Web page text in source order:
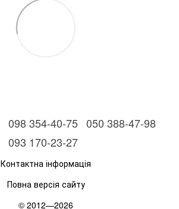
098 354-40-75 050 388-47-98
093 170-23-27
Контактна інформація
Повна версія сайту
© 2012—2026